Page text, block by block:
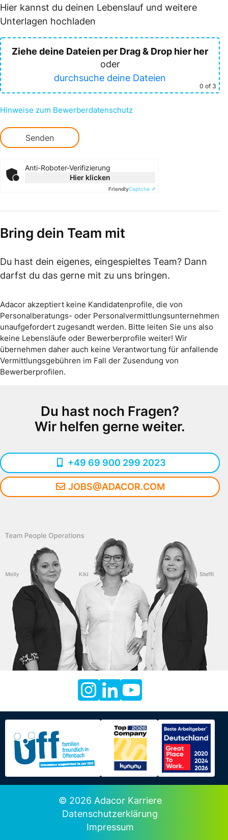
Hier kannst du deinen Lebenslauf und weitere
Unterlagen hochladen
Ziehe deine Dateien per Drag & Drop hier her
oder
durchsuche deine Dateien
0 of 3
Hinweise zum Bewerberdatenschutz
Anti-Roboter-Verifizierung
Hier klicken
FriendlyCaptcha ⇗
Bring dein Team mit
Du hast dein eigenes, eingespieltes Team? Dann
darfst du das gerne mit zu uns bringen.
Adacor akzeptiert keine Kandidatenprofile, die von
Personalberatungs- oder Personalvermittlungsunternehmen
unaufgefordert zugesandt werden. Bitte leiten Sie uns also
keine Lebensläufe oder Bewerberprofile weiter! Wir
übernehmen daher auch keine Verantwortung für anfallende
Vermittlungsgebühren im Fall der Zusendung von
Bewerberprofilen.
Du hast noch Fragen?
Wir helfen gerne weiter.
+49 69 900 299 2023
JOBS@ADACOR.COM
© 2026 Adacor Karriere
Datenschutzerklärung
Impressum